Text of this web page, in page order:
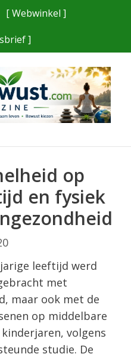
[ Webwinkel ]
]
op
en fysiek
leeftijd werd
met
maar ook met de
op middelbare
volgens
studie. De